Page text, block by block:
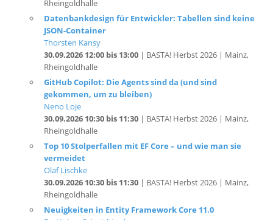
JSON-Container
Thorsten Kansy
30.09.2026 12:00 bis 13:00
Rheingoldhalle
GitHub Copilot: Die Agents sind da (und sind
gekommen, um zu bleiben)
Neno Loje
30.09.2026 10:30 bis 11:30| BASTA! Herbst 2026 | Mainz,
Rheingoldhalle
Top 10 Stolperfallen mit EF Core – und wie man sie
vermeidet
Olaf Lischke
30.09.2026 10:30 bis 11:30
Rheingoldhalle
Neuigkeiten in Entity Framework Core 11.0
Dr. Holger Schwichtenberg
30.09.2026 09:00 bis 10:00| BASTA! Herbst 2026 | Mainz,